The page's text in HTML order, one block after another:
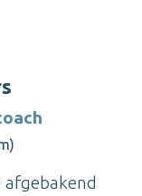
afgebakend